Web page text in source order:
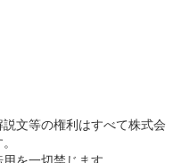
文等の権利はすべて株式会